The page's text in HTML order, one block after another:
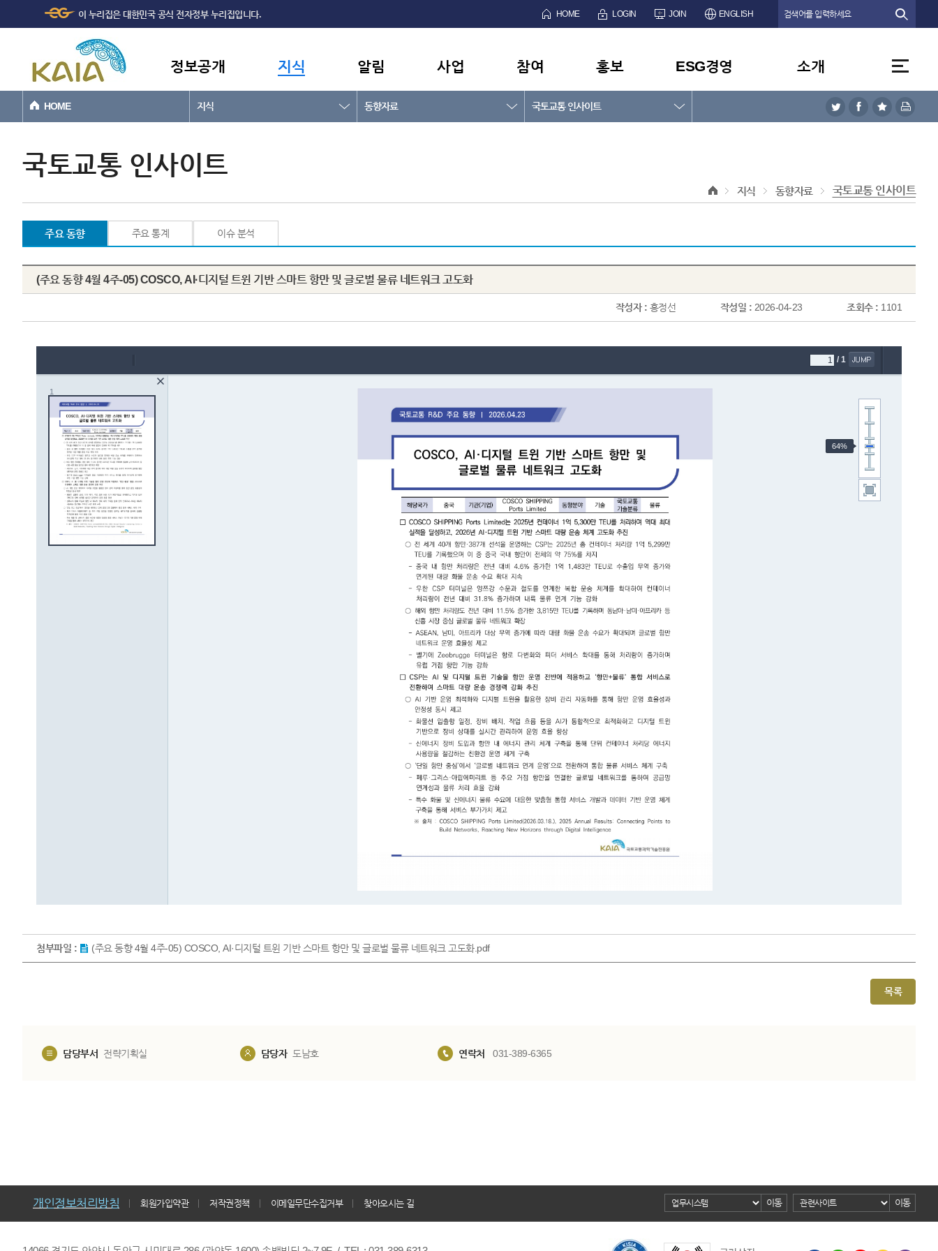
본문바로가기
이 누리집은 대한민국 공식 전자정부 누리집입니다. HOME LOGIN JOIN ENGLISH
정보공개 지식 알림 사업 참여 홍보 ESG경영 소개
HOME 지식 동향자료 국토교통 인사이트
국토교통 인사이트
지식 동향자료 국토교통 인사이트
주요 동향 주요 통계 이슈 분석
(주요 동향 4월 4주-05) COSCO, AI·디지털 트윈 기반 스마트 항만 및 글로벌 물류 네트워크 고도화
작성자 : 홍정선 작성일 : 2026-04-23 조회수 : 1101
첨부파일 : (주요 동향 4월 4주-05) COSCO, AI·디지털 트윈 기반 스마트 항만 및 글로벌 물류 네트워크 고도화.pdf
목록
담당부서 전략기획실 담당자 도남호 연락처 031-389-6365
개인정보처리방침 회원가입약관 저작권정책 이메일무단수집거부 찾아오시는 길 이동 이동